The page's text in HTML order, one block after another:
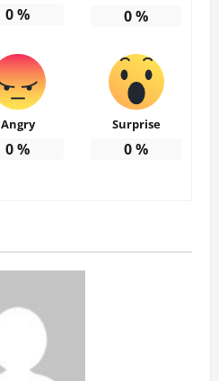
0% 0%
Angry
0%
Surprise
0%